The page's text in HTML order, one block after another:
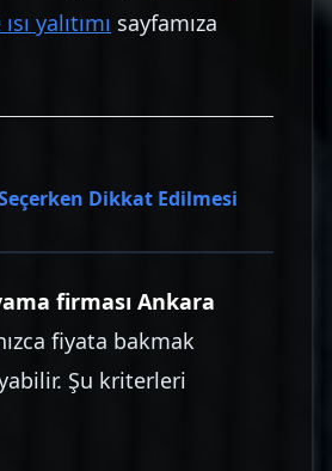
yalıtımı sayfamıza
Dikkat Edilmesi
firması Ankara
fiyata bakmak
Şu kriterleri